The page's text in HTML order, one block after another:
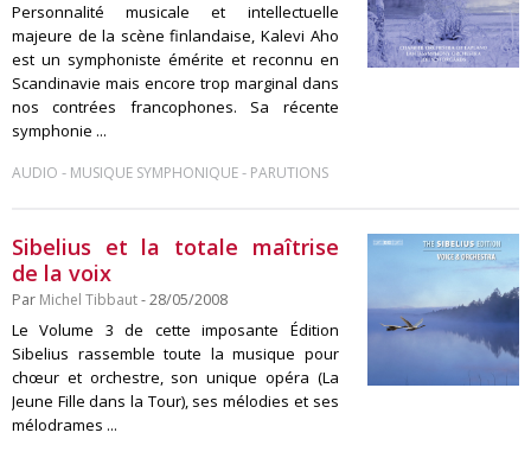
Personnalité musicale et intellectuelle
majeure de la scène finlandaise, Kalevi Aho
est un symphoniste émérite et reconnu en
Scandinavie mais encore trop marginal dans
nos contrées francophones. Sa récente
symphonie ...
AUDIO - MUSIQUE SYMPHONIQUE- PARUTIONS
Sibelius et la totale maîtrise
de la voix
Par Michel Tibbaut- 28/05/2008
Le Volume 3 de cette imposante Édition
Sibelius rassemble toute la musique pour
chœur et orchestre, son unique opéra (La
Jeune Fille dans la Tour), ses mélodies et ses
mélodrames ...